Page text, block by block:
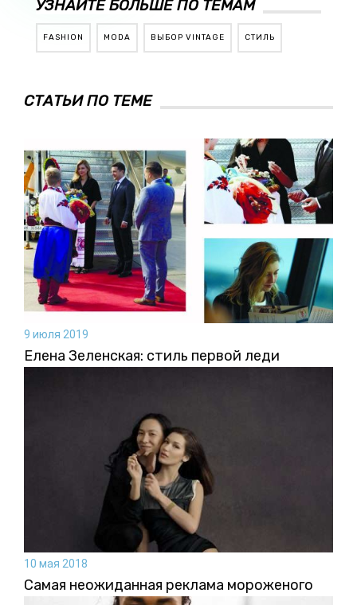
УЗНАЙТЕ БОЛЬШЕ ПО ТЕМАМ
FASHION MODA ВЫБОР VINTAGE СТИЛЬ
СТАТЬИ ПО ТЕМЕ
9 июля 2019
Елена Зеленская: стиль первой леди
10 мая 2018
Самая неожиданная реклама мороженого